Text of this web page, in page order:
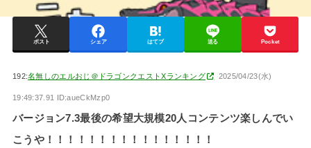
ポスト シェア はてブ 送る Pocket
192:名無しのエルおじ＠ドラゴンクエストXランキング 2025/04/23(水)
19:49:37.91 ID:aueCkMzp0
バージョン7.3最後の希望大規模20人コンテンツ楽しんでい
こうや！！！！！！！！！！！！！！！！